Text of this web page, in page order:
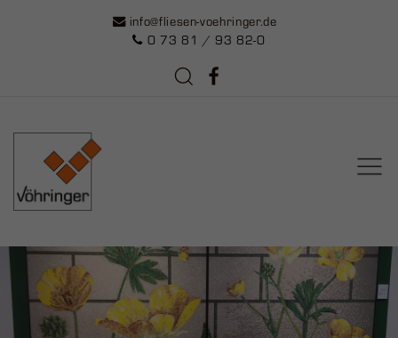
info@fliesen-voehringer.de
0 73 81 / 93 82-0